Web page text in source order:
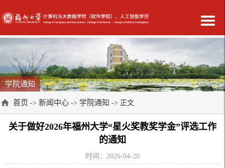
学院通知
首页 -> 新闻中心 -> 学院通知 -> 正文
关于做好2026年福州大学“星火奖教奖学金”评选工作
的通知
时间：2026-04-20